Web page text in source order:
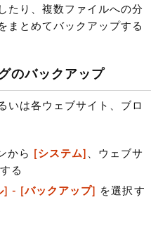
たり、複数ファイルへの分
まとめてバックアップする
のバックアップ
いは各ウェブサイト、ブロ
から [システム] 、ウェブサ
る
] - [バックアップ]
を選択す